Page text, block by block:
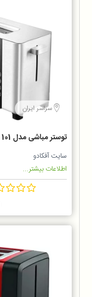
سراسر ایران
توستر مباشی مدل ME-TST 101
سایت آفکادو
اطلاعات بیشتر...